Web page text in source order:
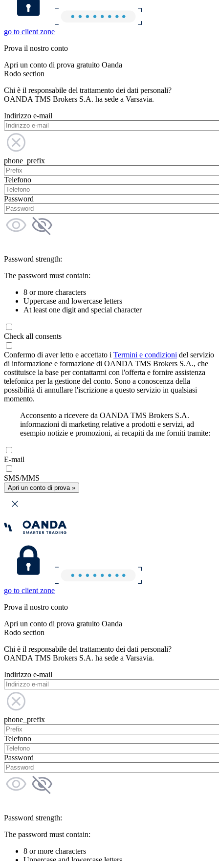
go to client zone
Prova il nostro conto
Apri un conto di prova gratuito Oanda
Rodo section
Chi è il responsabile del trattamento dei dati personali?
OANDA TMS Brokers S.A. ha sede a Varsavia.
Indirizzo e-mail
phone_prefix
Telefono
Password
Password strength:
The password must contain:
8 or more characters
Uppercase and lowercase letters
At least one digit and special character
Check all consents
Confermo di aver letto e accettato i Termini e condizioni del servizio
di informazione e formazione di OANDA TMS Brokers S.A., che
costituisce la base per contattarmi con l'offerta e fornire assistenza
telefonica per la gestione del conto. Sono a conoscenza della
possibilità di annullare l'iscrizione a questo servizio in qualsiasi
momento.
Acconsento a ricevere da OANDA TMS Brokers S.A.
informazioni di marketing relative a prodotti e servizi, ad
esempio notizie e promozioni, ai recapiti da me forniti tramite:
E-mail
SMS/MMS
Apri un conto di prova »
go to client zone
Prova il nostro conto
Apri un conto di prova gratuito Oanda
Rodo section
Chi è il responsabile del trattamento dei dati personali?
OANDA TMS Brokers S.A. ha sede a Varsavia.
Indirizzo e-mail
phone_prefix
Telefono
Password
Password strength:
The password must contain:
8 or more characters